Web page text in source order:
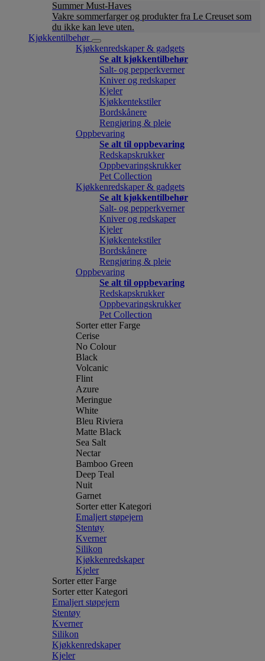
Summer Must-Haves
Vakre sommerfarger og produkter fra Le Creuset som
du ikke kan leve uten.
Kjøkkentilbehør
Kjøkkenredskaper & gadgets
Se alt kjøkkentilbehør
Salt- og pepperkverner
Kniver og redskaper
Kjeler
Kjøkkentekstiler
Bordskånere
Rengjøring & pleie
Oppbevaring
Se alt til oppbevaring
Redskapskrukker
Oppbevaringskrukker
Pet Collection
Kjøkkenredskaper & gadgets
Se alt kjøkkentilbehør
Salt- og pepperkverner
Kniver og redskaper
Kjeler
Kjøkkentekstiler
Bordskånere
Rengjøring & pleie
Oppbevaring
Se alt til oppbevaring
Redskapskrukker
Oppbevaringskrukker
Pet Collection
Sorter etter Farge
Cerise
No Colour
Black
Volcanic
Flint
Azure
Meringue
White
Bleu Riviera
Matte Black
Sea Salt
Nectar
Bamboo Green
Deep Teal
Nuit
Garnet
Sorter etter Kategori
Emaljert støpejern
Stentøy
Kverner
Silikon
Kjøkkenredskaper
Kjeler
Sorter etter Farge
Sorter etter Kategori
Emaljert støpejern
Stentøy
Kverner
Silikon
Kjøkkenredskaper
Kjeler